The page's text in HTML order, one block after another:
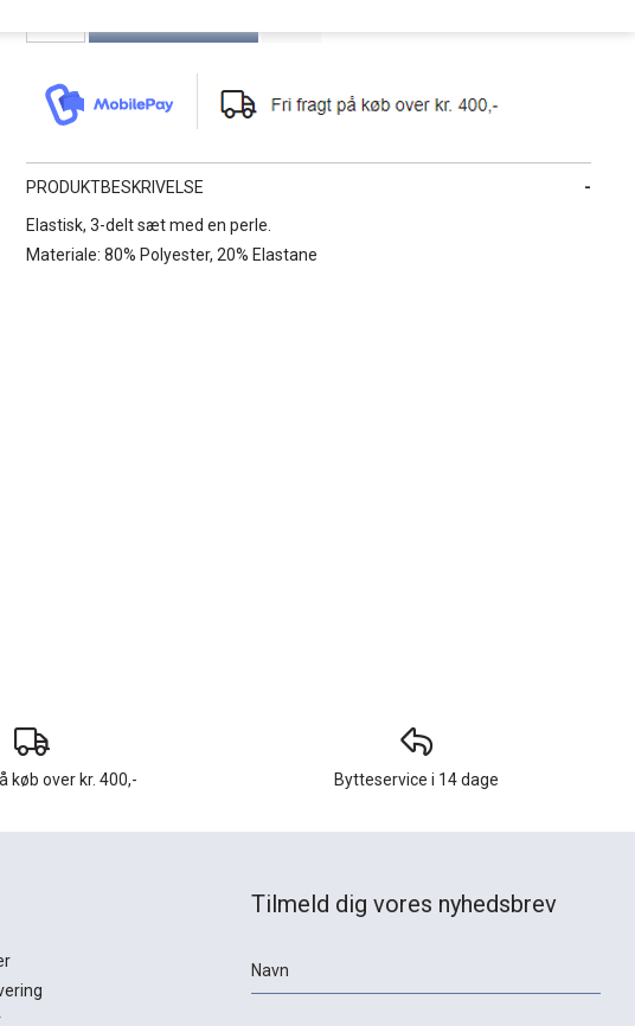
PRODUKTBESKRIVELSE
Elastisk, 3-delt sæt med en perle.
Materiale: 80% Polyester, 20% Elastane
køb over kr. 400,- Bytteservice i 14 dage
Tilmeld dig vores nyhedsbrev